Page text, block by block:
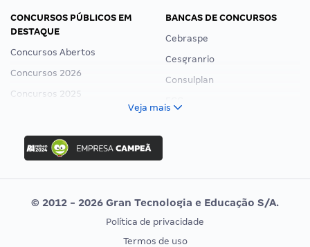
CONCURSOS PÚBLICOS EM
DESTAQUE
Concursos Abertos
Concursos 2026
Concursos 2025
Concurso Ibama
Concurso MPU
Editais publicados
BANCAS DE CONCURSOS
Cebraspe
Cesgranrio
Consulplan
Vunesp
CONCURSOS POR PROFISSÃO
EXAME DE ORDEM
Veja mais
© 2012 - 2026 Gran Tecnologia e Educação S/A.
Política de privacidade
Termos de uso